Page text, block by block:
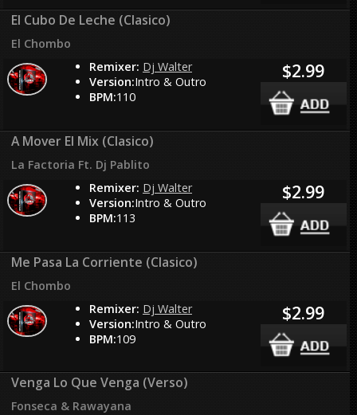
El Cubo De Leche (Clasico)
El Chombo
Remixer: Dj Walter
Version:Intro & Outro
BPM:110
$2.99
A Mover El Mix (Clasico)
La Factoria Ft. Dj Pablito
Remixer: Dj Walter
Version:Intro & Outro
BPM:113
$2.99
Me Pasa La Corriente (Clasico)
El Chombo
Remixer: Dj Walter
Version:Intro & Outro
BPM:109
$2.99
Venga Lo Que Venga (Verso)
Fonseca & Rawayana